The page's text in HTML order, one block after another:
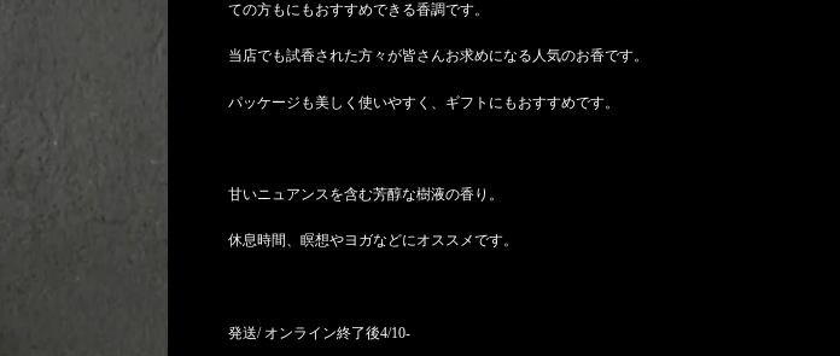
ての方もにもおすすめできる香調です。
当店でも試香された方々が皆さんお求めになる人気のお香です。
パッケージも美しく使いやすく、ギフトにもおすすめです。
甘いニュアンスを含む芳醇な樹液の香り。
休息時間、瞑想やヨガなどにオススメです。
発送/ オンライン終了後4/10-